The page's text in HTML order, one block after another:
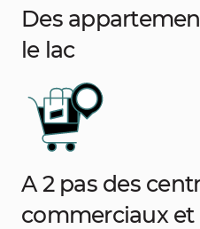
Des
le lac
A 2 pas des
commerciaux